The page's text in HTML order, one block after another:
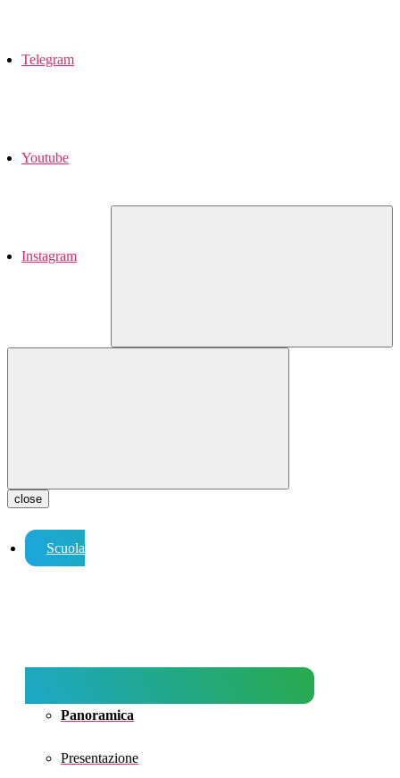
Telegram
Youtube
Instagram
close
Scuola
Panoramica
Presentazione